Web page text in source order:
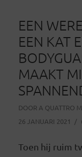
EEN
EEN KAT
MAAKT
DOOR A QUATTRO
26 JANUARI 2021
Toen hij ruim